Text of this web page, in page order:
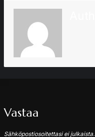
Vastaa
Sähköpostiosoitettasi ei julkaista.